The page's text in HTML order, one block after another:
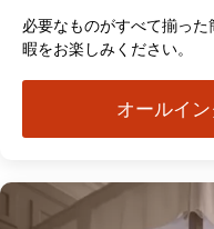
必要なものがすべて揃っ
暇をお楽しみください。
オールイ